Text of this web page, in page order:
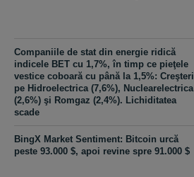
Companiile de stat din energie ridică
indicele BET cu 1,7%, în timp ce pieţele
vestice coboară cu până la 1,5%: Creşteri
pe Hidroelectrica (7,6%), Nuclearelectrica
(2,6%) şi Romgaz (2,4%). Lichiditatea
scade
BingX Market Sentiment: Bitcoin urcă
peste 93.000 $, apoi revine spre 91.000 $